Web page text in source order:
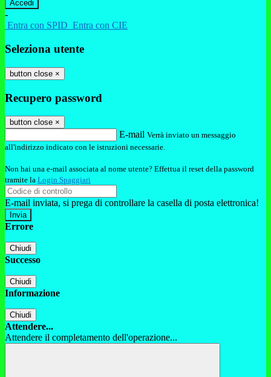
-
Entra con SPID Entra con CIE
Seleziona utente
button close ×
Recupero password
button close ×
E-mail Verrà inviato un messaggio
all'indirizzo indicato con le istruzioni necessarie.
Non hai una e-mail associata al nome utente? Effettua il reset della password
tramite la Login Spaggiari
E-mail inviata, si prega di controllare la casella di posta elettronica!
Errore
Chiudi
Successo
Chiudi
Informazione
Chiudi
Attendere...
Attendere il completamento dell'operazione...